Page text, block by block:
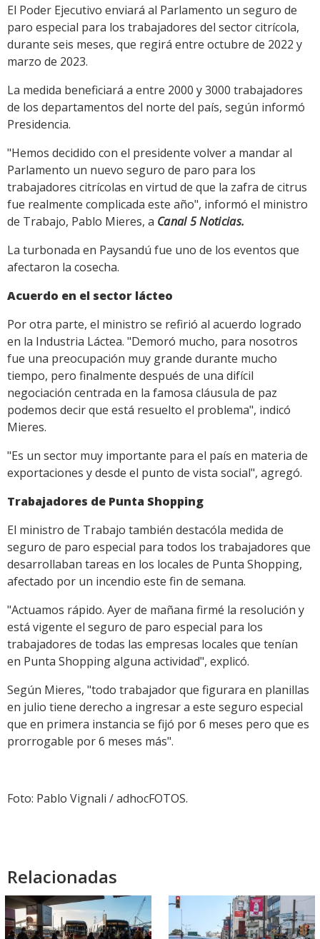
Link
El Poder Ejecutivo enviará al Parlamento un seguro de
paro especial para los trabajadores del sector citrícola,
durante seis meses, que regirá entre octubre de 2022 y
marzo de 2023.
La medida beneficiará a entre 2000 y 3000 trabajadores
de los departamentos del norte del país, según informó
Presidencia.
"Hemos decidido con el presidente volver a mandar al
Parlamento un nuevo seguro de paro para los
trabajadores citrícolas en virtud de que la zafra de citrus
fue realmente complicada este año", informó el ministro
de Trabajo, Pablo Mieres, a Canal 5 Noticias.
La turbonada en Paysandú fue uno de los eventos que
afectaron la cosecha.
Acuerdo en el sector lácteo
Por otra parte, el ministro se refirió al acuerdo logrado
en la Industria Láctea. "Demoró mucho, para nosotros
fue una preocupación muy grande durante mucho
tiempo, pero finalmente después de una difícil
negociación centrada en la famosa cláusula de paz
podemos decir que está resuelto el problema", indicó
Mieres.
"Es un sector muy importante para el país en materia de
exportaciones y desde el punto de vista social", agregó.
Trabajadores de Punta Shopping
El ministro de Trabajo también destacóla medida de
seguro de paro especial para todos los trabajadores que
desarrollaban tareas en los locales de Punta Shopping,
afectado por un incendio este fin de semana.
"Actuamos rápido. Ayer de mañana firmé la resolución y
está vigente el seguro de paro especial para los
trabajadores de todas las empresas locales que tenían
en Punta Shopping alguna actividad", explicó.
Según Mieres, "todo trabajador que figurara en planillas
en julio tiene derecho a ingresar a este seguro especial
que en primera instancia se fijó por 6 meses pero que es
prorrogable por 6 meses más".
Foto: Pablo Vignali / adhocFOTOS.
Relacionadas